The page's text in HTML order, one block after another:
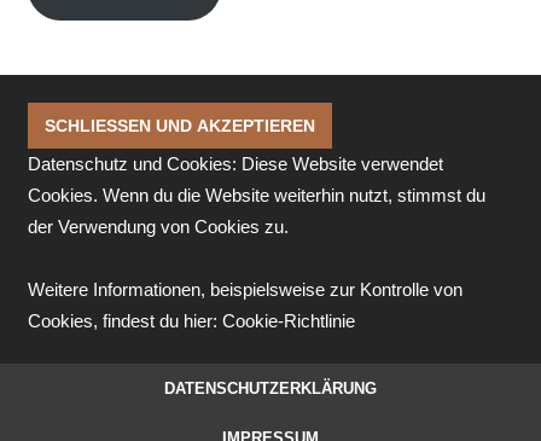
Datenschutz und Cookies: Diese Website verwendet
Cookies. Wenn du die Website weiterhin nutzt, stimmst du
der Verwendung von Cookies zu.
Weitere Informationen, beispielsweise zur Kontrolle von
Cookies, findest du hier: Cookie-Richtlinie
DATENSCHUTZERKLÄRUNG